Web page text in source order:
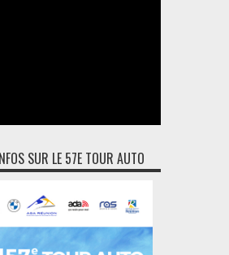
SUR LE 57E TOUR AUTO